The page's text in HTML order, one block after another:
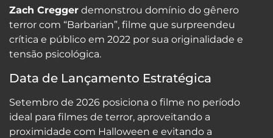
Zach Cregger demonstrou domínio do gênero
terror com “Barbarian”, filme que surpreendeu
crítica e público em 2022 por sua originalidade e
tensão psicológica.
Data de Lançamento Estratégica
Setembro de 2026 posiciona o filme no período
ideal para filmes de terror, aproveitando a
proximidade com Halloween e evitando a